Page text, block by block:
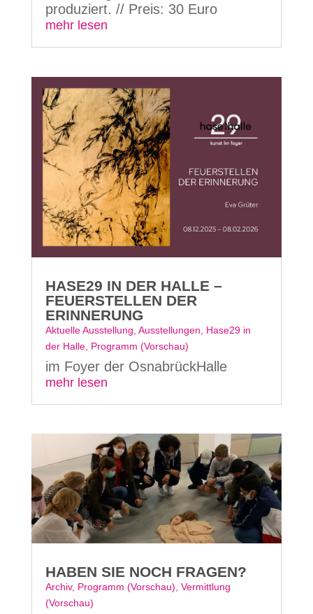
produziert. // Preis: 30 Euro
mehr lesen
HASE29 IN DER HALLE –
FEUERSTELLEN DER
ERINNERUNG
Aktuelle Ausstellung Ausstellungen
Hase29 in
der Halle, Programm (Vorschau)
im Foyer der OsnabrückHalle
mehr lesen
HABEN SIE NOCH FRAGEN?
Archiv, Programm (Vorschau) Vermittlung
(Vorschau)